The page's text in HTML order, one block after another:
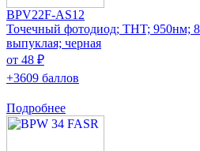
BPV22F-AS12
Точечный фотодиод; THT; 950нм;
выпуклая; черная
от 48 ₽
+3609 баллов
Подробнее